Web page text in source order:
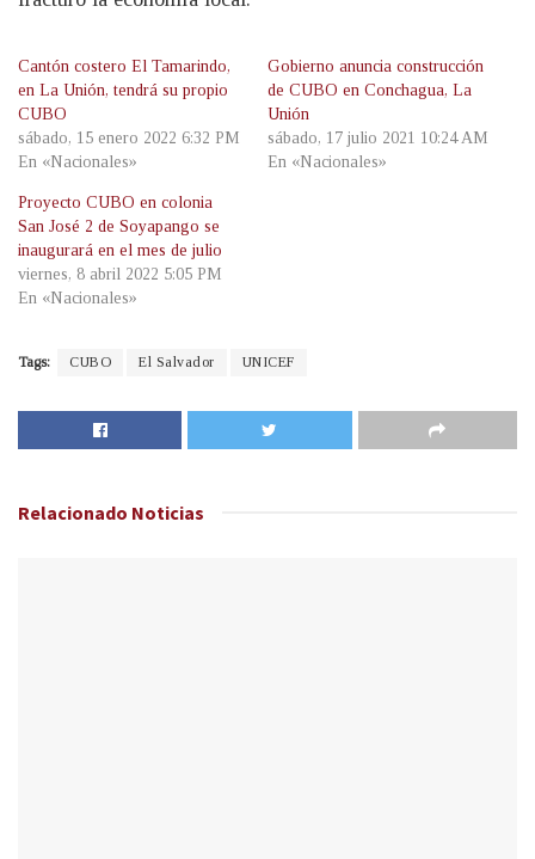
Cantón costero El Tamarindo,
en La Unión, tendrá su propio
CUBO
sábado, 15 enero 2022 6:32 PM
En «Nacionales»
Gobierno anuncia construcción
de CUBO en Conchagua, La
Unión
sábado, 17 julio 2021 10:24 AM
En «Nacionales»
Proyecto CUBO en colonia
San José 2 de Soyapango se
inaugurará en el mes de julio
viernes, 8 abril 2022 5:05 PM
En «Nacionales»
Tags: CUBO El Salvador UNICEF
Relacionado Noticias